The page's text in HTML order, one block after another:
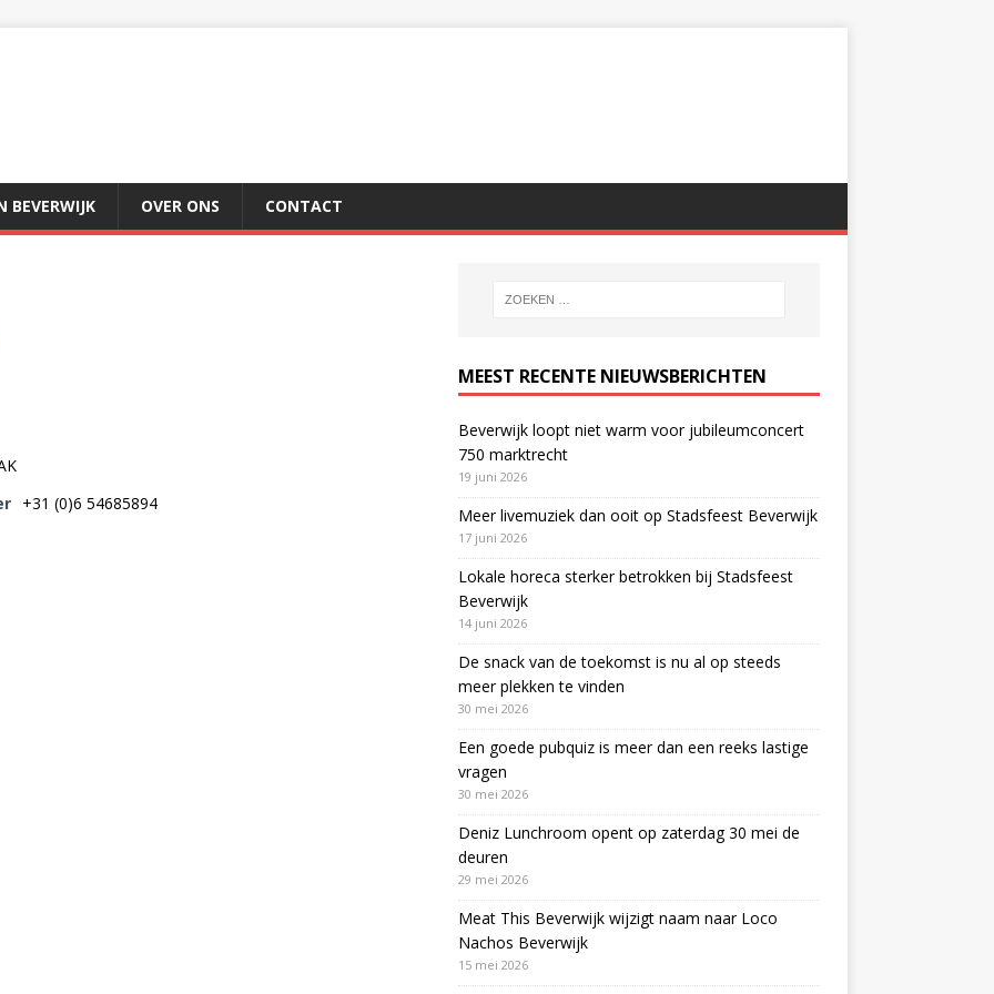
BEVERWIJK OVER ONS CONTACT
+31 (0)6 54685894
MEEST RECENTE NIEUWSBERICHTEN
Beverwijk loopt niet warm voor jubileumconcert
750 marktrecht
19 juni 2026
Meer livemuziek dan ooit op Stadsfeest Beverwijk
17 juni 2026
Lokale horeca sterker betrokken bij Stadsfeest
Beverwijk
14 juni 2026
De snack van de toekomst is nu al op steeds
meer plekken te vinden
30 mei 2026
Een goede pubquiz is meer dan een reeks lastige
vragen
30 mei 2026
Deniz Lunchroom opent op zaterdag 30 mei de
deuren
29 mei 2026
Meat This Beverwijk wijzigt naam naar Loco
Nachos Beverwijk
15 mei 2026